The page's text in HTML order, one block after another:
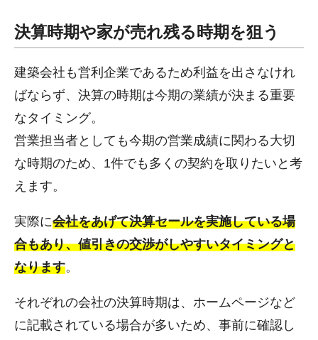
決算時期や家が売れ残る時期を狙う
建築会社も営利企業であるため利益を出さなけれ
ばならず、決算の時期は今期の業績が決まる重要
なタイミング。
営業担当者としても今期の営業成績に関わる大切
な時期のため、1件でも多くの契約を取りたいと考
えます。
実際に会社をあげて決算セールを実施している場
合もあり、値引きの交渉がしやすいタイミングと
なります。
それぞれの会社の決算時期は、ホームページなど
に記載されている場合が多いため、事前に確認し